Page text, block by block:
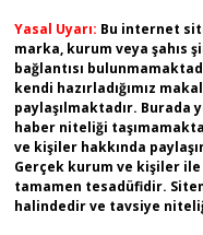
Yasal Uyarı: Bu internet
marka, kurum veya şahıs
bağlantısı
kendi hazırladığımız
paylaşılmaktadır. Burada
haber niteliği
ve kişiler hakkında
Gerçek kurum ve kişiler
tamamen tesadüfidir.
halindedir ve tavsiye